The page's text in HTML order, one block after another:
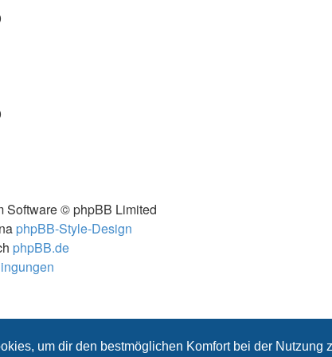
um dir den bestmöglichen Komfort bei der Nutzung
Software © phpBB Limited
phpBB-Style-Design
phpBB.de